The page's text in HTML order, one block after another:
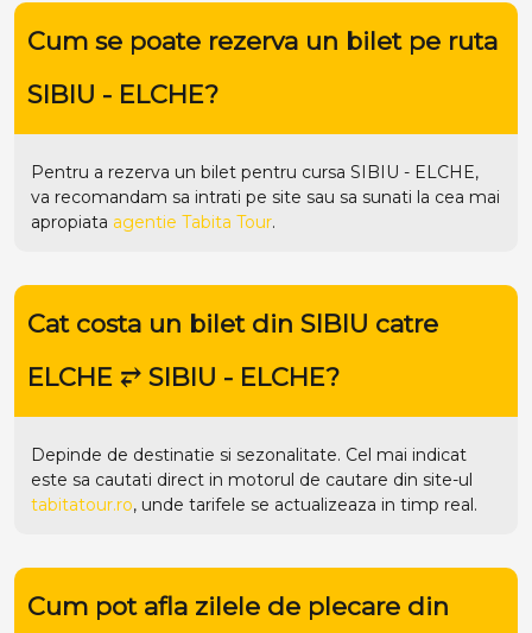
Cum se poate rezerva un bilet pe ruta
SIBIU - ELCHE?
Pentru a rezerva un bilet pentru cursa SIBIU - ELCHE,
va recomandam sa intrati pe site sau sa sunati la cea mai
apropiata agentie Tabita Tour.
Cat costa un bilet din SIBIU catre
ELCHE ⥂ SIBIU - ELCHE?
Depinde de destinatie si sezonalitate. Cel mai indicat
este sa cautati direct in motorul de cautare din site-ul
tabitatour.ro, unde tarifele se actualizeaza in timp real.
Cum pot afla zilele de plecare din